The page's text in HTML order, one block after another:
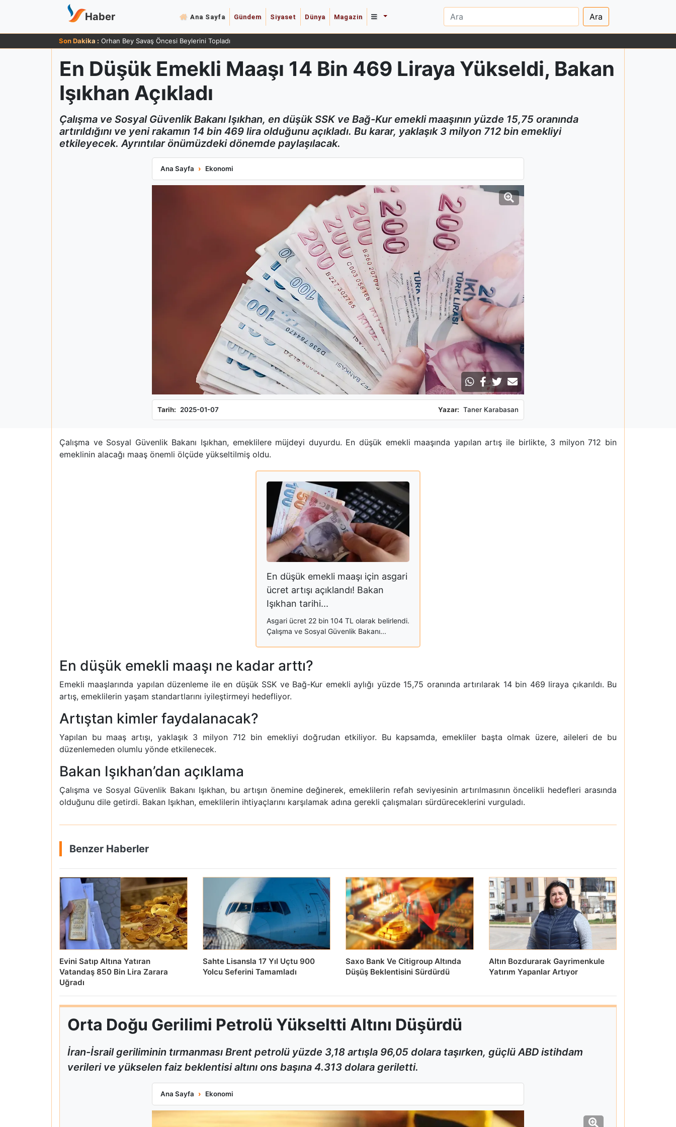
Haber Ana Sayfa Gündem Siyaset Dünya Magazin Ara
Son Dakika : Orhan Bey Savaş Öncesi Beylerini Topladı
En Düşük Emekli Maaşı 14 Bin 469 Liraya Yükseldi, Bakan
Işıkhan Açıkladı
Çalışma ve Sosyal Güvenlik Bakanı Işıkhan, en düşük SSK ve Bağ-Kur emekli maaşının yüzde 15,75 oranında
artırıldığını ve yeni rakamın 14 bin 469 lira olduğunu açıkladı. Bu karar, yaklaşık 3 milyon 712 bin emekliyi
etkileyecek. Ayrıntılar önümüzdeki dönemde paylaşılacak.
Ana Sayfa Ekonomi
En Düşük Emekli Maaşı 14 Bin 469 Liraya Yükseldi, Bakan Işıkhan Açıkladı
Tarih: 2025-01-07 Yazar: Taner Karabasan
Çalışma ve Sosyal Güvenlik Bakanı Işıkhan, emeklilere müjdeyi duyurdu. En düşük emekli maaşında yapılan artış ile birlikte, 3 milyon 712 bin
emeklinin alacağı maaş önemli ölçüde yükseltilmiş oldu.
En düşük emekli maaşı için asgari
ücret artışı açıklandı! Bakan
Işıkhan tarihi...
Asgari ücret 22 bin 104 TL olarak belirlendi.
Çalışma ve Sosyal Güvenlik Bakanı...
En düşük emekli maaşı ne kadar arttı?
Emekli maaşlarında yapılan düzenleme ile en düşük SSK ve Bağ-Kur emekli aylığı yüzde 15,75 oranında artırılarak 14 bin 469 liraya çıkarıldı. Bu
artış, emeklilerin yaşam standartlarını iyileştirmeyi hedefliyor.
Artıştan kimler faydalanacak?
Yapılan bu maaş artışı, yaklaşık 3 milyon 712 bin emekliyi doğrudan etkiliyor. Bu kapsamda, emekliler başta olmak üzere, aileleri de bu
düzenlemeden olumlu yönde etkilenecek.
Bakan Işıkhan’dan açıklama
Çalışma ve Sosyal Güvenlik Bakanı Işıkhan, bu artışın önemine değinerek, emeklilerin refah seviyesinin artırılmasının öncelikli hedefleri arasında
olduğunu dile getirdi. Bakan Işıkhan, emeklilerin ihtiyaçlarını karşılamak adına gerekli çalışmaları sürdüreceklerini vurguladı.
Benzer Haberler
Evini Satıp Altına Yatıran
Vatandaş 850 Bin Lira Zarara
Uğradı
Sahte Lisansla 17 Yıl Uçtu 900
Yolcu Seferini Tamamladı
Saxo Bank Ve Citigroup Altında
Düşüş Beklentisini Sürdürdü
Altın Bozdurarak Gayrimenkule
Yatırım Yapanlar Artıyor
Orta Doğu Gerilimi Petrolü Yükseltti Altını Düşürdü
İran-İsrail geriliminin tırmanması Brent petrolü yüzde 3,18 artışla 96,05 dolara taşırken, güçlü ABD istihdam
verileri ve yükselen faiz beklentisi altını ons başına 4.313 dolara geriletti.
Ana Sayfa Ekonomi
Orta Doğu Gerilimi Petrolü Yükseltti Altını Düşürdü